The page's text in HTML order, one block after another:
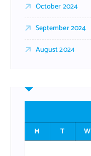
October 2024
September 2024
August 2024
M
T W